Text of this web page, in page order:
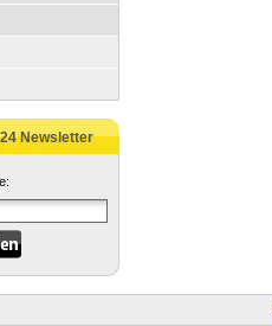
Newsletter